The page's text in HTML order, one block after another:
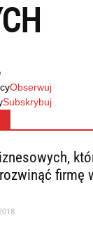
Obserwuj
Subskrybuj
firmę